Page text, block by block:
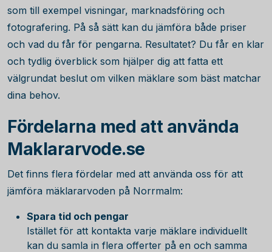
som till exempel visningar, marknadsföring och
fotografering. På så sätt kan du jämföra både priser
och vad du får för pengarna. Resultatet? Du får en klar
och tydlig överblick som hjälper dig att fatta ett
välgrundat beslut om vilken mäklare som bäst matchar
dina behov.
Fördelarna med att använda
Maklararvode.se
Det finns flera fördelar med att använda oss för att
jämföra mäklararvoden på Norrmalm:
Spara tid och pengar
Istället för att kontakta varje mäklare individuellt
kan du samla in flera offerter på en och samma